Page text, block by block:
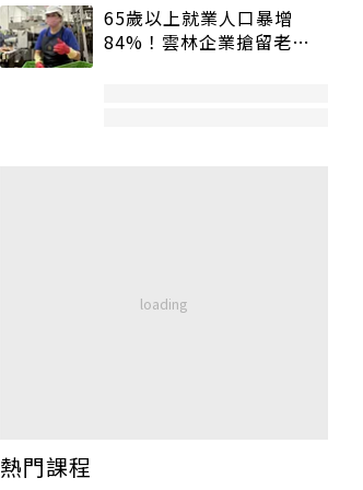
65歲以上就業人口暴增
84%！雲林企業搶留老員
熱門課程